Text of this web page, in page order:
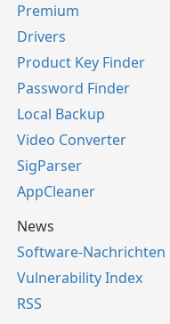
Premium
Drivers
Product Key Finder
Password Finder
Local Backup
Video Converter
SigParser
AppCleaner
News
Software-Nachrichten
Vulnerability Index
RSS